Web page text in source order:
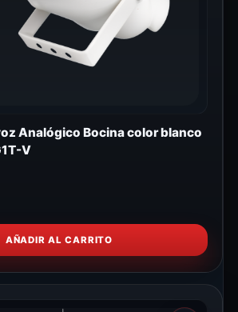
Analógico Bocina color blanco
V
AÑADIR AL CARRITO